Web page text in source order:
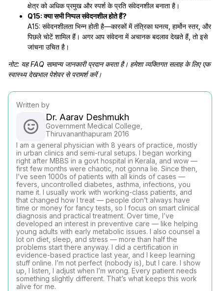
क्षेत्र को अधिक प्रमुख और स्पर्श के प्रति संवेदनशील बनाता है।
Q15: क्या सभी निप्पल संवेदनशील होते हैं?
A15: संवेदनशीलता भिन्न होती है—कारकों में तंत्रिका घनत्व, हार्मोन स्तर, और
पिछले चोटें शामिल हैं। अगर आप संवेदना में अचानक बदलाव देखते हैं, तो इसे
जांचना उचित है।
नोट: यह FAQ सामान्य जानकारी प्रदान करता है। हमेशा व्यक्तिगत सलाह के लिए एक
स्वास्थ्य देखभाल पेशेवर से परामर्श करें।
Written by
Dr. Aarav Deshmukh
Government Medical College,
Thiruvananthapuram 2016
I am a general physician with 8 years of practice, mostly
in urban clinics and semi-rural setups. I began working
right after MBBS in a govt hospital in Kerala, and wow —
first few months were chaotic, not gonna lie. Since then,
I’ve seen 1000s of patients with all kinds of cases —
fevers, uncontrolled diabetes, asthma, infections, you
name it. I usually work with working-class patients, and
that changed how I treat — people don’t always have
time or money for fancy tests, so I focus on smart clinical
diagnosis and practical treatment. Over time, I’ve
developed an interest in preventive care — like helping
young adults with early metabolic issues. I also counsel a
lot on diet, sleep, and stress — more than half the
problems start there anyway. I did a certification in
evidence-based practice last year, and I keep learning
stuff online. I’m not perfect (nobody is), but I care. I show
up, I listen, I adjust when I’m wrong. Every patient needs
something slightly different. That’s what keeps this work
alive for me.